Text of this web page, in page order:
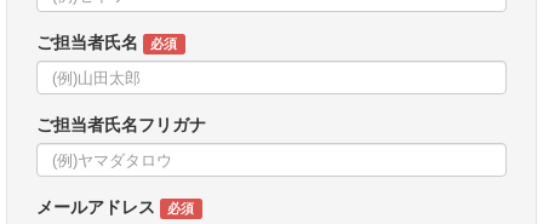
ご担当者氏名 必須
ご担当者氏名フリガナ
メールアドレス 必須